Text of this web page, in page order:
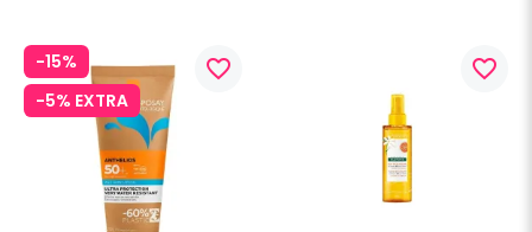
-15%
-5% EXTRA
favorite_border favorite_border